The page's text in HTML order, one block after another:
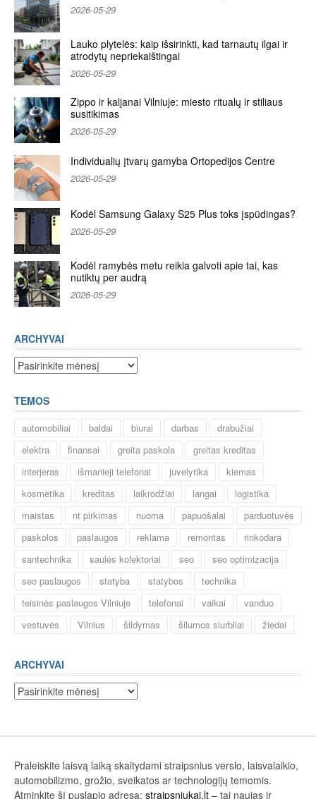
2026-05-29
Lauko plytelės: kaip išsirinkti, kad tarnautų ilgai ir
atrodytų nepriekaištingai
2026-05-29
Zippo ir kaljanai Vilniuje: miesto ritualų ir stiliaus
susitikimas
2026-05-29
Individualių įtvarų gamyba Ortopedijos Centre
2026-05-29
Kodėl Samsung Galaxy S25 Plus toks įspūdingas?
2026-05-29
Kodėl ramybės metu reikia galvoti apie tai, kas
nutiktų per audrą
2026-05-29
ARCHYVAI
Archyvai
TEMOS
automobiliai baldai biurai darbas
drabužiai
elektra
finansai greita paskola
greitas kreditas
interjeras
išmanieji telefonai juvelyrika
kiemas
kosmetika
kreditas laikrodžiai langai
logistika
maistas
nt pirkimas nuoma papuošalai
parduotuvės
paskolos
paslaugos reklama remontas
rinkodara
santechnika
saulės kolektoriai seo
seo optimizacija
seo paslaugos
statyba statybos
technika
teisinės paslaugos Vilniuje
telefonai vaikai
vanduo
vestuvės
Vilnius šildymas šilumos siurbliai žiedai
ARCHYVAI
Archyvai
Praleiskite laisvą laiką skaitydami straipsnius verslo, laisvalaikio,
automobilizmo, grožio, sveikatos ar technologijų temomis.
Atminkite šį puslapio adresą: straipsniukai.lt – tai naujas ir